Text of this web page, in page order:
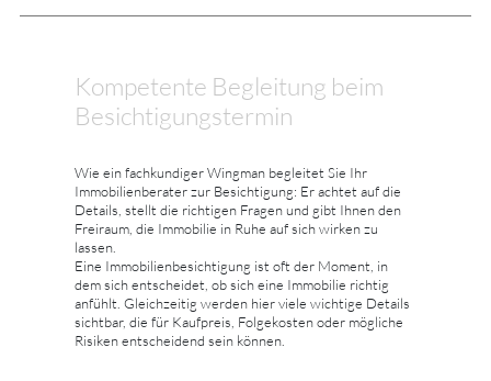
Kompetente Begleitung beim
Besichtigungstermin
Wie ein fachkundiger Wingman begleitet Sie Ihr
Immobilienberater zur Besichtigung: Er achtet auf die
Details, stellt die richtigen Fragen und gibt Ihnen den
Freiraum, die Immobilie in Ruhe auf sich wirken zu
lassen.
Eine Immobilienbesichtigung ist oft der Moment, in
dem sich entscheidet, ob sich eine Immobilie richtig
anfühlt. Gleichzeitig werden hier viele wichtige Details
sichtbar, die für Kaufpreis, Folgekosten oder mögliche
Risiken entscheidend sein können.